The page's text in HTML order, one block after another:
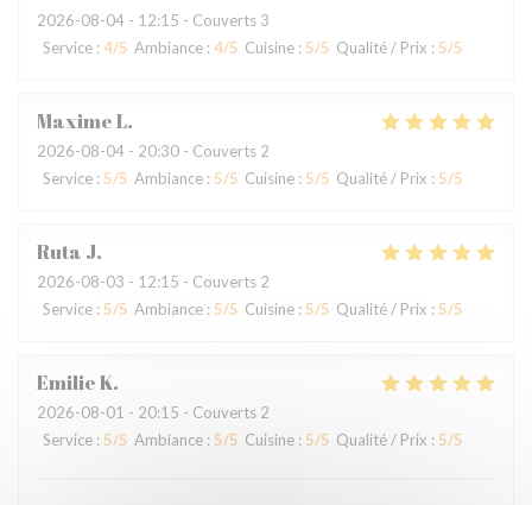
2026-08-04 - 12:15 - Couverts 3
Service : 4/5 Ambiance : 4/5 Cuisine : 5/5 Qualité / Prix : 5/5
MaximeL
2026-08-04 - 20:30 - Couverts 2
Service : 5/5 Ambiance : 5/5 Cuisine : 5/5 Qualité / Prix : 5/5
Ruta J
2026-08-03 - 12:15 - Couverts 2
Service : 5/5 Ambiance : 5/5 Cuisine : 5/5 Qualité / Prix : 5/5
EmilieK
2026-08-01 - 20:15 - Couverts 2
Service :5/5 Ambiance : 5/5 Cuisine : 5/5 Qualité / Prix :5/5